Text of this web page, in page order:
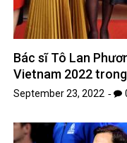
Bác sĩ Tô Lan
Vietnam 2022
September 23, 2022